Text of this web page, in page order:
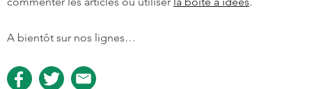
A bientôt sur nos lignes…